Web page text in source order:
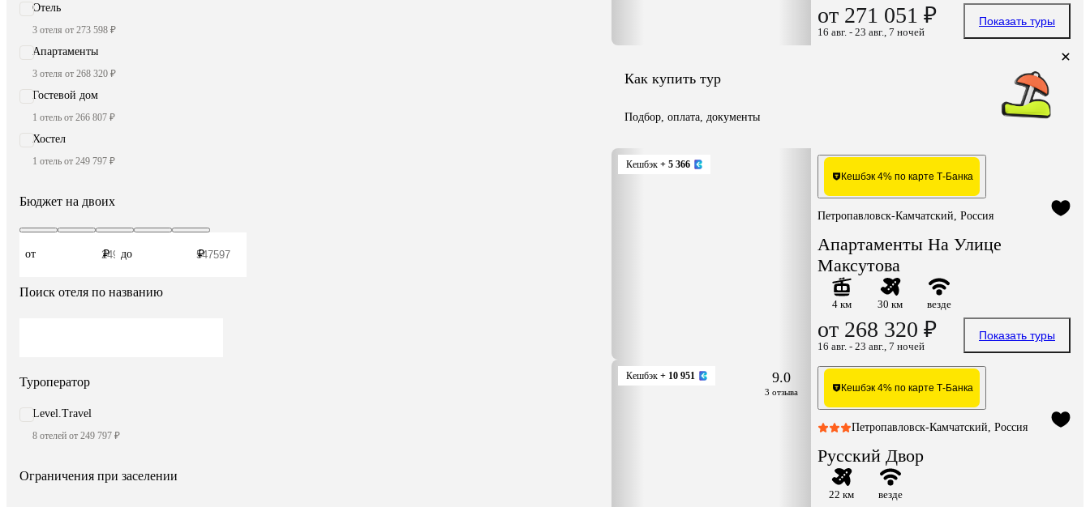
Отель
3 отеля от 273 598 ₽
Апартаменты
3 отеля от 268 320 ₽
Гостевой дом
1 отель от 266 807 ₽
Хостел
1 отель от 249 797 ₽
Бюджет на двоих
от ₽ до ₽
Поиск отеля по названию
Туроператор
Level.Travel
8 отелей от 249 797 ₽
Ограничения при заселении
от 271 051 ₽
16 авг. - 23 авг., 7 ночей
Показать туры
Как купить тур
Подбор, оплата, документы
Кешбэк + 5 366
Кешбэк 4% по карте Т-Банка
Петропавловск-Камчатский, Россия
Апартаменты На Улице
Максутова
4 км 30 км везде
от 268 320 ₽
16 авг. - 23 авг., 7 ночей
Показать туры
Кешбэк + 10 951 9.0
3 отзыва Кешбэк 4% по карте Т-Банка
Петропавловск-Камчатский, Россия
Русский Двор
22 км везде